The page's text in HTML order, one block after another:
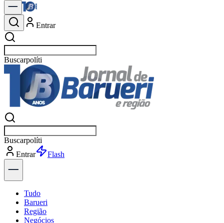
Entrar
Buscarnotíc
Buscarnotíc
Entrar
Explorar
Tudo
Barueri
Região
Negócios